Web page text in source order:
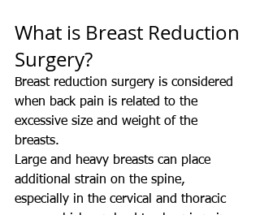
What is Breast Reduction
Surgery?
Breast reduction surgery is considered
when back pain is related to the
excessive size and weight of the
breasts.
Large and heavy breasts can place
additional strain on the spine,
especially in the cervical and thoracic